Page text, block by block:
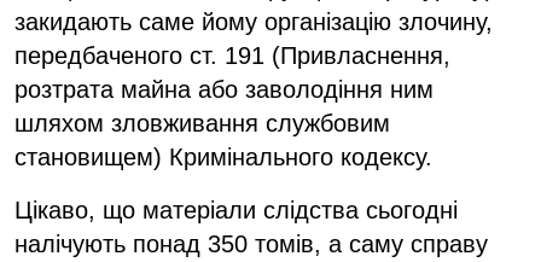
закидають саме йому організацію злочину,
передбаченого ст. 191 (Привласнення,
розтрата майна або заволодіння ним
шляхом зловживання службовим
становищем) Кримінального кодексу.
Цікаво, що матеріали слідства сьогодні
налічують понад 350 томів, а саму справу